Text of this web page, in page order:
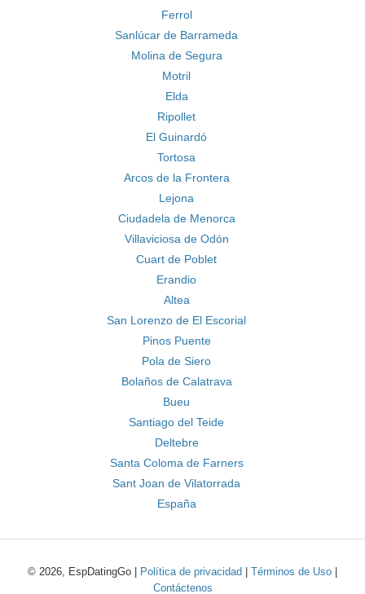
Ferrol
Sanlúcar de Barrameda
Molina de Segura
Motril
Elda
Ripollet
El Guinardó
Tortosa
Arcos de la Frontera
Lejona
Ciudadela de Menorca
Villaviciosa de Odón
Cuart de Poblet
Erandio
Altea
San Lorenzo de El Escorial
Pinos Puente
Pola de Siero
Bolaños de Calatrava
Bueu
Santiago del Teide
Deltebre
Santa Coloma de Farners
Sant Joan de Vilatorrada
España
© 2026, EspDatingGo | Política de privacidad Términos de Uso
Contáctenos